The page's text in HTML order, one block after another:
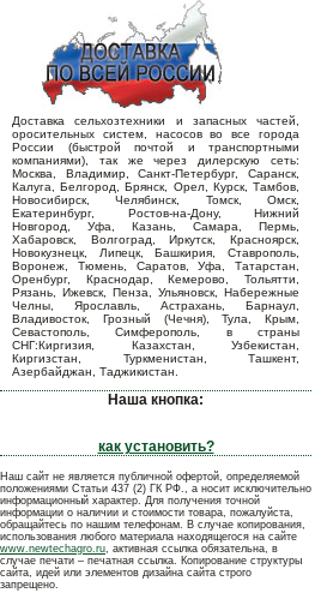
Доставка сельхозтехники и запасных частей,
оросительных систем, насосов во все города
России (быстрой почтой и транспортными
компаниями), так же через дилерскую сеть:
Москва, Владимир, Санкт-Петербург, Саранск,
Калуга, Белгород, Брянск, Орел, Курск, Тамбов,
Новосибирск, Челябинск, Томск, Омск,
Екатеринбург, Ростов-на-Дону, Нижний
Новгород, Уфа, Казань, Самара, Пермь,
Хабаровск, Волгоград, Иркутск, Красноярск,
Новокузнецк, Липецк, Башкирия, Ставрополь,
Воронеж, Тюмень, Саратов, Уфа, Татарстан,
Оренбург, Краснодар, Кемерово, Тольятти,
Рязань, Ижевск, Пенза, Ульяновск, Набережные
Челны, Ярославль, Астрахань, Барнаул,
Владивосток, Грозный (Чечня), Тула, Крым,
Севастополь, Симферополь, в страны
СНГ:Киргизия, Казахстан, Узбекистан,
Киргизстан, Туркменистан, Ташкент,
Азербайджан, Таджикистан.
Наша кнопка:
как установить?
Наш сайт не является публичной офертой, определяемой
положениями Статьи 437 (2) ГК РФ., а носит исключительно
информационный характер. Для получения точной
информации о наличии и стоимости товара, пожалуйста,
обращайтесь по нашим телефонам. В случае копирования,
использования любого материала находящегося на сайте
www.newtechagro.ru, активная ссылка обязательна, в
случае печати – печатная ссылка. Копирование структуры
сайта, идей или элементов дизайна сайта строго
запрещено.